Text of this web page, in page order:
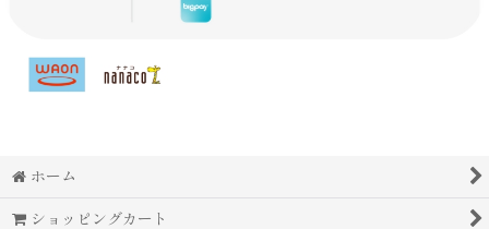
ホーム
ショッピングカート